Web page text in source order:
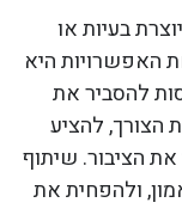
בעיות או
האפשרויות היא
להסביר את
הצורך, להציע
הציבור. שיתוף
ולהפחית את